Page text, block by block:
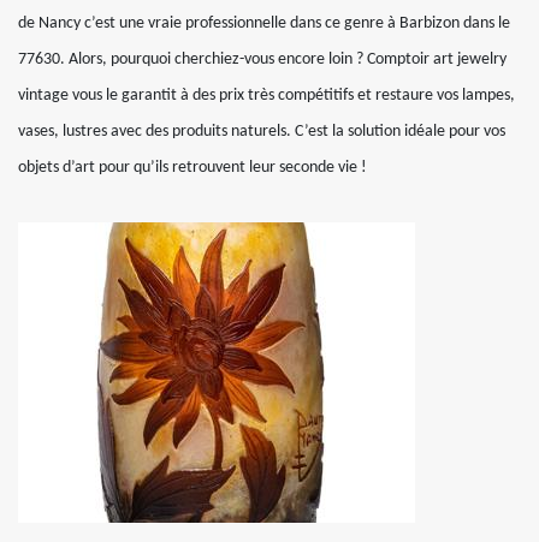
de Nancy c’est une vraie professionnelle dans ce genre à Barbizon dans le
77630. Alors, pourquoi cherchiez-vous encore loin ? Comptoir art jewelry
vintage vous le garantit à des prix très compétitifs et restaure vos lampes,
vases, lustres avec des produits naturels. C’est la solution idéale pour vos
objets d’art pour qu’ils retrouvent leur seconde vie !